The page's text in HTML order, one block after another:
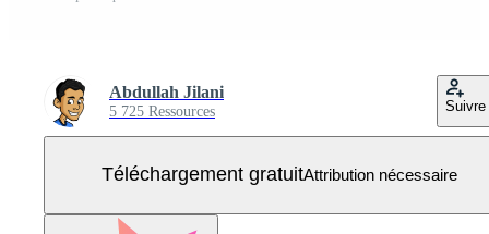
Abdullah Jilani
5 725 Ressources Suivre
Téléchargement gratuitAttribution nécessaire